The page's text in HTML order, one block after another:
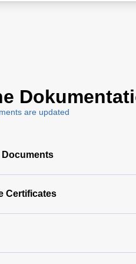
are updated
Certificates